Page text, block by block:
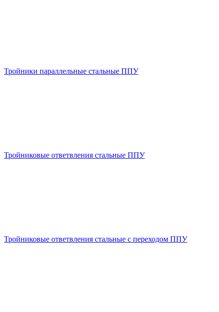
Тройники параллельные стальные ППУ
Тройниковые ответвления стальные ППУ
Тройниковые ответвления стальные с переходом ППУ